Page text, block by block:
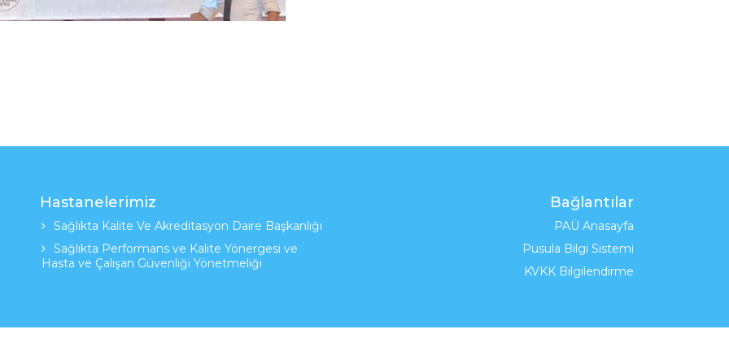
Hastanelerimiz
Sağlıkta Kalite Ve Akreditasyon Daire Başkanlığı
Sağlıkta Performans ve Kalite Yönergesi ve
Hasta ve Çalışan Güvenliği Yönetmeliği
Bağlantılar
PAÜ Anasayfa
Pusula Bilgi Sistemi
KVKK Bilgilendirme